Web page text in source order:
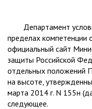
Департамент
пределах компетенции
официальный сайт
защиты Российской
отдельных положений
на высоте,
марта 2014 г. N 155н
следующее.